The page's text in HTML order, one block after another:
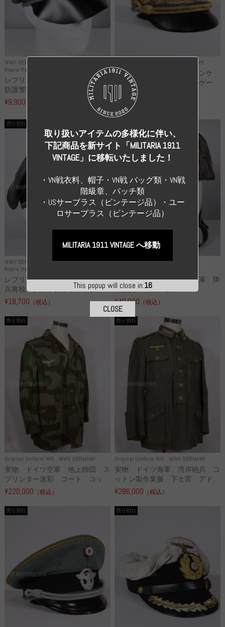
WWII GERMANY
Repro Hat and Cap Police and other
レプリカ ドイツ秩序警察 都市
防護警察 クラッシュキャップ...
¥9,900
Repro Uniforms WH
レプリカ ミヒャエル・ヤンケ
製 国家元帥 ヘルマン・ゲー
¥55,000
WWII GERMANY
Repro Hat and Cap SS and WSS
売り切れ
レプリカ 武装親衛隊 WSS 歩
兵将校 クラッシュキャップ ...
¥18,700 （税込）
WWII GERMANY
高品質レプリカ ドイツ空軍 降
下猟兵 ヘルメット
¥49,800 （税込）
Original Uniform WH WWII GERMANY
売り切れ
実物 ドイツ空軍 地上師団 ス
プリンター迷彩 コート コッ...
¥220,000 （税込）
Original Uniform WH WWII GERMANY
売り切れ
実物 ドイツ海軍 湾岸砲兵 コ
ットン製作業服 下士官 アド...
¥286,000 （税込）
売り切れ 売り切れ
This popup will close in:15
取り扱いアイテムの多様化に伴い、
下記商品を新サイト「MILITARIA 1911
VINTAGE」に移転いたしました！
・VN戦衣料、帽子・VN戦 バッグ類・VN戦
階級章、パッチ類
・USサーブラス（ビンテージ品）・ユー
ロサープラス（ビンテージ品）
MILITARIA 1911 VINTAGE へ移動
CLOSE